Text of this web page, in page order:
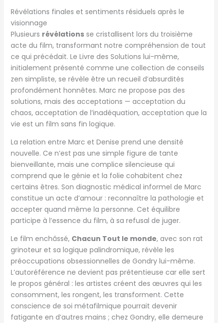
Révélations finales et sentiments résiduels après le
visionnage
Plusieurs révélationsse cristallisent lors du troisième
acte du film, transformant notre compréhension de tout
ce qui précédait. Le Livre des Solutions lui-même,
initialement présenté comme une collection de conseils
zen simpliste, se révèle être un recueil d’absurdités
profondément honnêtes. Marc ne propose pas des
solutions, mais des acceptations — acceptation du
chaos, acceptation de l’inadéquation, acceptation que la
vie est un film sans fin logique.
La relation entre Marc et Denise prend une densité
nouvelle. Ce n’est pas une simple figure de tante
bienveillante, mais une complice silencieuse qui
comprend que le génie et la folie cohabitent chez
certains êtres. Son diagnostic médical informel de Marc
constitue un acte d’amour : reconnaître la pathologie et
accepter quand même la personne. Cet équilibre
participe à l’essence du film, à sa refusal de juger.
Le film enchâssé, Chacun Tout le monde, avec son rat
grinoteur et sa logique palindromique, révèle les
préoccupations obsessionnelles de Gondry lui-même.
L’autoréférence ne devient pas prétentieuse car elle sert
le propos général : les artistes créent des œuvres qui les
consomment, les rongent, les transforment. Cette
conscience de soi métafilmique pourrait devenir
fatigante en d’autres mains ; chez Gondry, elle demeure